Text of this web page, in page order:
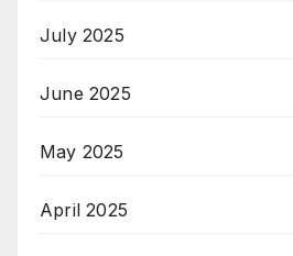
July 2025
June 2025
May 2025
April 2025